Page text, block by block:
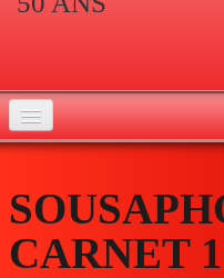
Historique
Musiciens
CARNET 1